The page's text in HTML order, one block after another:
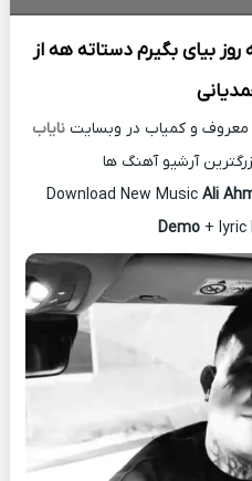
بیای بگیرم دستاته هه از
معروف و کمیاب در وبسایت نایاب
آرشیو آهنگ ها
Download New Music Ali
Demo+ lyric